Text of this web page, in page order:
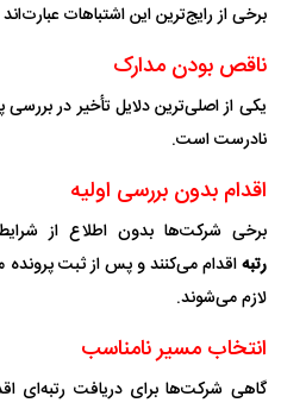
برخی از رایج‌ترین این اشتباهات عبارت‌اند
ناقص بودن مدارک
یکی از اصلی‌ترین دلایل تأخیر در بررسی
نادرست است.
اقدام بدون بررسی اولیه
برخی شرکت‌ها بدون اطلاع از
رتبهاقدام می‌کنند و پس از ثبت پرونده
لازم می‌شوند.
انتخاب مسیر نامناسب
گاهی شرکت‌ها برای دریافت رتبه‌ای